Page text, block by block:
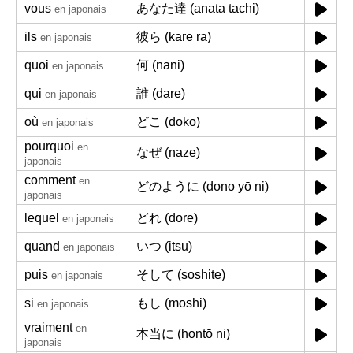
vous en japonais あなた達 (anata tachi)
ils en japonais 彼ら (kare ra)
quoi en japonais 何 (nani)
qui en japonais 誰 (dare)
où en japonais
どこ (doko)
pourquoi en
japonais
なぜ (naze)
comment en
japonais
どのように (dono yō ni)
lequel en japonais どれ (dore)
quand en japonais いつ (itsu)
puis en japonais そして (soshite)
si en japonais
もし (moshi)
vraiment en
japonais
本当に (hontō ni)